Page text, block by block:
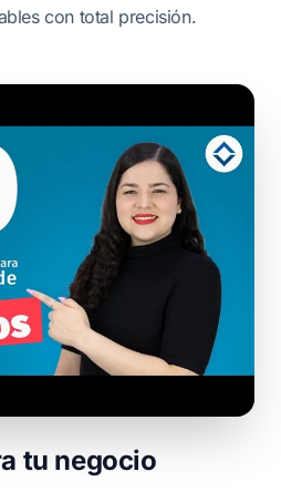
con total precisión.
tu negocio